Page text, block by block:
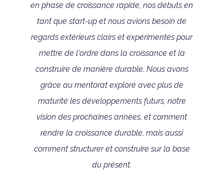
en phase de croissance rapide, nos débuts en
tant que start-up et nous avions besoin de
regards extérieurs clairs et expérimentés pour
mettre de l'ordre dans la croissance et la
construire de manière durable. Nous avons
grâce au mentorat exploré avec plus de
maturité les développements futurs, notre
vision des prochaines années, et comment
rendre la croissance durable, mais aussi
comment structurer et construire sur la base
du présent.